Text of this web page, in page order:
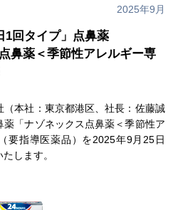
2025年9月
1回タイプ」点鼻薬
鼻薬＜季節性アレルギー専
本社：東京都港区、社長：佐藤誠
薬「ナゾネックス点鼻薬＜季節性ア
要指導医薬品）を2025年9月25日
します。